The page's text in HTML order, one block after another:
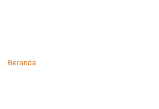
Beranda